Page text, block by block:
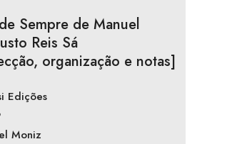
Sempre de Manuel
Reis Sá
organização e notas]
Edições
Moniz